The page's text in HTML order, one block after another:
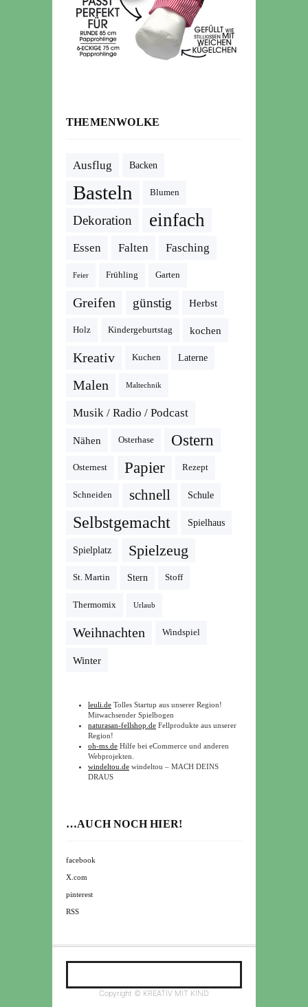
THEMENWOLKE
Ausflug Backen
Basteln Blumen
Dekoration einfach
Essen Falten Fasching
Feier Frühling Garten
Greifen günstig Herbst
Holz Kindergeburtstag kochen
Kreativ Kuchen Laterne
Malen Maltechnik
Musik / Radio / Podcast
Nähen Osterhase Ostern
Osternest Papier Rezept
Schneiden schnell Schule
Selbstgemacht Spielhaus
Spielplatz Spielzeug
St. Martin Stern Stoff
Thermomix Urlaub
Weihnachten Windspiel
Winter
leuli.de Tolles Startup aus unserer Region!
Mitwachsender Spielbogen
naturasan-fellshop.de Fellprodukte aus unserer
Region!
oh-ms.de Hilfe bei eCommerce und anderen
Webprojekten.
windeltou.de windeltou – MACH DEINS
DRAUS
…AUCH NOCH HIER!
facebook
X.com
pinterest
RSS
Copyright © KREATIV MIT KIND